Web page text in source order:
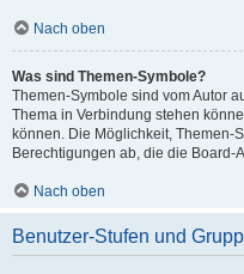
Nach oben
Was sind Themen-Symbole?
Themen-Symbole sind vom Autor
Thema in Verbindung stehen
können. Die Möglichkeit, Themen-
Berechtigungen ab, die die Board-
Nach oben
Benutzer-Stufen und